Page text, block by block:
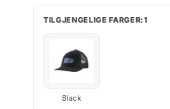
TILGJENGELIGE FARGER:1
Black